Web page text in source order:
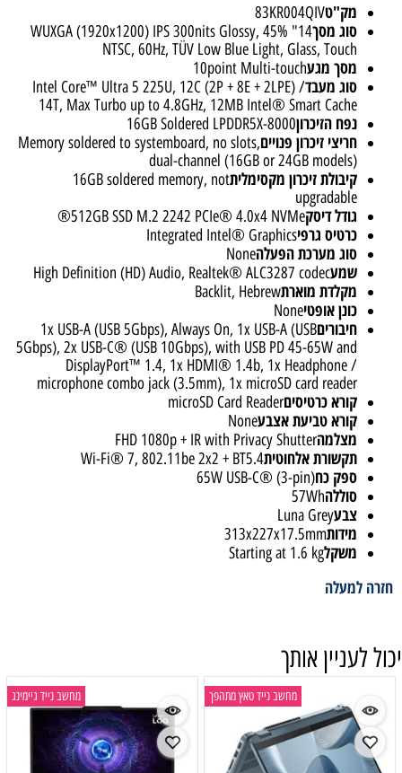
מק"ט83KR004QIV
סוג מסך
14" WUXGA (1920x1200) IPS 300nits Glossy, 45%
NTSC, 60Hz, TÜV Low Blue Light, Glass, Touch
מסך מגע10point Multi-touch
סוג מעבדIntel Core™ Ultra 5 225U, 12C (2P + 8E + 2LPE) /
14T, Max Turbo up to 4.8GHz, 12MB Intel® Smart Cache
נפח הזיכרון16GB Soldered LPDDR5X-8000
חריצי זיכרון פנוייםMemory soldered to systemboard, no slots,
dual-channel (16GB or 24GB models)
קיבולת זיכרון מקסימלית16GB soldered memory, not
upgradable
גודל דיסק512GB SSD M.2 2242 PCIe® 4.0x4 NVMe®
כרטיס גרפיIntegrated Intel® Graphics
סוג מערכת הפעלהNone
שמעHigh Definition (HD) Audio, Realtek® ALC3287 codec
מקלדת מוארתBacklit, Hebrew
כונן אופטיNone
חיבורים1x USB-A (USB 5Gbps), Always On, 1x USB-A (USB
5Gbps), 2x USB-C® (USB 10Gbps), with USB PD 45-65W and
DisplayPort™ 1.4, 1x HDMI® 1.4b, 1x Headphone /
microphone combo jack (3.5mm), 1x microSD card reader
קורא כרטיסיםmicroSD Card Reader
קורא טביעת אצבעNone
מצלמהFHD 1080p + IR with Privacy Shutter
תקשורת אלחוטיתWi-Fi® 7, 802.11be 2x2 + BT5.4
ספק כח65W USB-C® (3-pin)
סוללה57Wh
צבעLuna Grey
מידות313x227x17.5mm
משקלStarting at 1.6 kg
חזרה למעלה
יכול לעניין אותך
מחשב נייד טאץ מתהפך מחשב נייד גיימינג